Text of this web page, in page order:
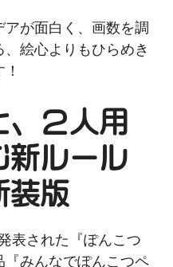
が面白く、画数を調
絵心よりもひらめき
、２人用
新ルール
装版
表された『ぽんこつ
みんなでぽんこつペ